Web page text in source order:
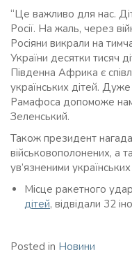
“Це важливо для нас.
Росії. На жаль, через
Росіяни викрали на
України десятки тисяч
Південна Африка є
українських дітей.
Рамафоса допоможе
Зеленський.
Також президент
військовополонених, а
ув’язненими
Місце ракетного
дітей, відвідали 32
Posted in Новини